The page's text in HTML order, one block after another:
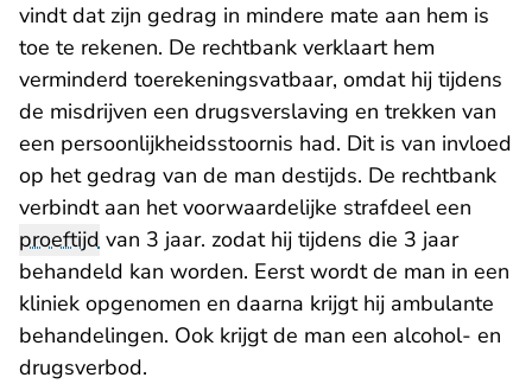
vindt dat zijn gedrag in mindere mate aan hem is
toe te rekenen. De rechtbank verklaart hem
verminderd toerekeningsvatbaar, omdat hij tijdens
de misdrijven een drugsverslaving en trekken van
een persoonlijkheidsstoornis had. Dit is van invloed
op het gedrag van de man destijds. De rechtbank
verbindt aan het voorwaardelijke strafdeel een
proeftijd van 3 jaar. zodat hij tijdens die 3 jaar
behandeld kan worden. Eerst wordt de man in een
kliniek opgenomen en daarna krijgt hij ambulante
behandelingen. Ook krijgt de man een alcohol- en
drugsverbod.